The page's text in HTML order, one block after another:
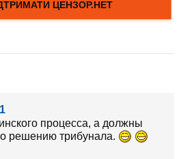
процесса, а должны
решению трибунала.